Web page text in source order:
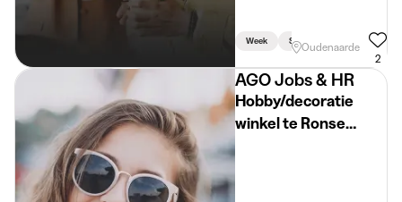
Week Studiegerelateerd
Oudenaarde
2
AGO Jobs & HR
Hobby/decoratie
winkel te Ronse
zoekt +18 student
week/zaterdag